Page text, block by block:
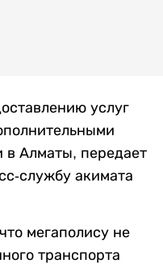
услуг
в Алматы, передает
службу акимата
мегаполису не
транспорта